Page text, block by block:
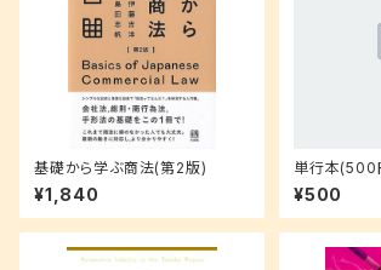
基礎から学ぶ商法(第2版)
¥1,840
単行本(500
¥500